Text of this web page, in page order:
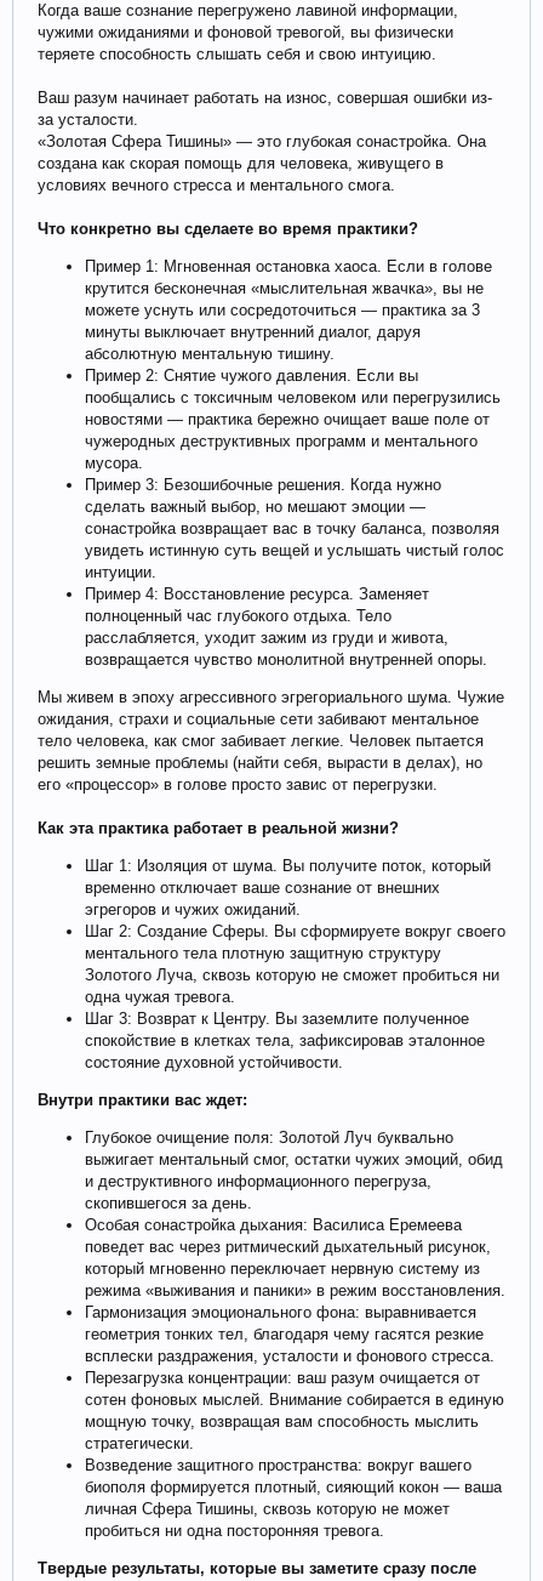
Когда ваше сознание перегружено лавиной информации,
чужими ожиданиями и фоновой тревогой, вы физически
теряете способность слышать себя и свою интуицию.
Ваш разум начинает работать на износ, совершая ошибки из-
за усталости.
«Золотая Сфера Тишины» — это глубокая сонастройка. Она
создана как скорая помощь для человека, живущего в
условиях вечного стресса и ментального смога.
Что конкретно вы сделаете во время практики?
Пример 1: Мгновенная остановка хаоса. Если в голове
крутится бесконечная «мыслительная жвачка», вы не
можете уснуть или сосредоточиться — практика за 3
минуты выключает внутренний диалог, даруя
абсолютную ментальную тишину.
Пример 2: Снятие чужого давления. Если вы
пообщались с токсичным человеком или перегрузились
новостями — практика бережно очищает ваше поле от
чужеродных деструктивных программ и ментального
мусора.
Пример 3: Безошибочные решения. Когда нужно
сделать важный выбор, но мешают эмоции —
сонастройка возвращает вас в точку баланса, позволяя
увидеть истинную суть вещей и услышать чистый голос
интуиции.
Пример 4: Восстановление ресурса. Заменяет
полноценный час глубокого отдыха. Тело
расслабляется, уходит зажим из груди и живота,
возвращается чувство монолитной внутренней опоры.
Мы живем в эпоху агрессивного эгрегориального шума. Чужие
ожидания, страхи и социальные сети забивают ментальное
тело человека, как смог забивает легкие. Человек пытается
решить земные проблемы (найти себя, вырасти в делах), но
его «процессор» в голове просто завис от перегрузки.
Как эта практика работает в реальной жизни?
Шаг 1: Изоляция от шума. Вы получите поток, который
временно отключает ваше сознание от внешних
эгрегоров и чужих ожиданий.
Шаг 2: Создание Сферы. Вы сформируете вокруг своего
ментального тела плотную защитную структуру
Золотого Луча, сквозь которую не сможет пробиться ни
одна чужая тревога.
Шаг 3: Возврат к Центру. Вы заземлите полученное
спокойствие в клетках тела, зафиксировав эталонное
состояние духовной устойчивости.
Внутри практики вас ждет:
Глубокое очищение поля: Золотой Луч буквально
выжигает ментальный смог, остатки чужих эмоций, обид
и деструктивного информационного перегруза,
скопившегося за день.
Особая сонастройка дыхания: Василиса Еремеева
поведет вас через ритмический дыхательный рисунок,
который мгновенно переключает нервную систему из
режима «выживания и паники» в режим восстановления.
Гармонизация эмоционального фона: выравнивается
геометрия тонких тел, благодаря чему гасятся резкие
всплески раздражения, усталости и фонового стресса.
Перезагрузка концентрации: ваш разум очищается от
сотен фоновых мыслей. Внимание собирается в единую
мощную точку, возвращая вам способность мыслить
стратегически.
Возведение защитного пространства: вокруг вашего
биополя формируется плотный, сияющий кокон — ваша
личная Сфера Тишины, сквозь которую не может
пробиться ни одна посторонняя тревога.
Твердые результаты, которые вы заметите сразу после